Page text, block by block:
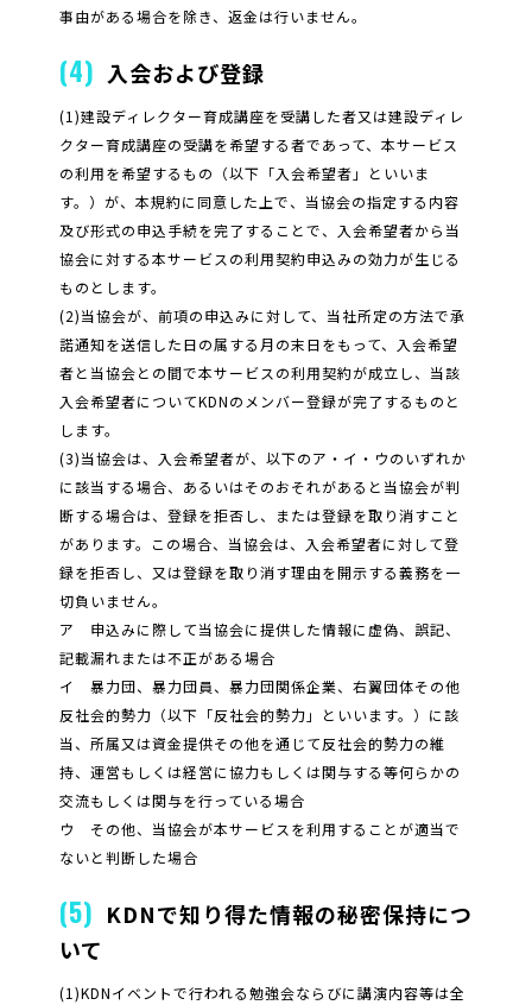
事由がある場合を除き、返金は行いません。
(4) 入会および登録
(1)建設ディレクター育成講座を受講した者又は建設ディレ
クター育成講座の受講を希望する者であって、本サービス
の利用を希望するもの（以下「入会希望者」といいま
す。）が、本規約に同意した上で、当協会の指定する内容
及び形式の申込手続を完了することで、入会希望者から当
協会に対する本サービスの利用契約申込みの効力が生じる
ものとします。
(2)当協会が、前項の申込みに対して、当社所定の方法で承
諾通知を送信した日の属する月の末日をもって、入会希望
者と当協会との間で本サービスの利用契約が成立し、当該
入会希望者についてKDNのメンバー登録が完了するものと
します。
(3)当協会は、入会希望者が、以下のア・イ・ウのいずれか
に該当する場合、あるいはそのおそれがあると当協会が判
断する場合は、登録を拒否し、または登録を取り消すこと
があります。この場合、当協会は、入会希望者に対して登
録を拒否し、又は登録を取り消す理由を開示する義務を一
切負いません。
ア 申込みに際して当協会に提供した情報に虚偽、誤記、
記載漏れまたは不正がある場合
イ 暴力団、暴力団員、暴力団関係企業、右翼団体その他
反社会的勢力（以下「反社会的勢力」といいます。）に該
当、所属又は資金提供その他を通じて反社会的勢力の維
持、運営もしくは経営に協力もしくは関与する等何らかの
交流もしくは関与を行っている場合
ウ その他、当協会が本サービスを利用することが適当で
ないと判断した場合
(5) KDNで知り得た情報の秘密保持につ
いて
(1)KDNイベントで行われる勉強会ならびに講演内容等は全